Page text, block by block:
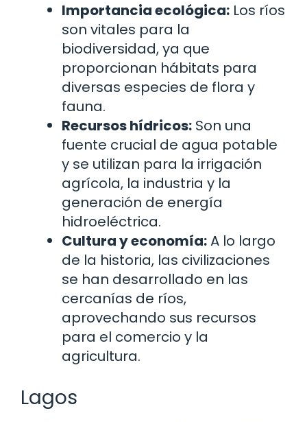
Importancia ecológica: Los ríos
son vitales para la
biodiversidad, ya que
proporcionan hábitats para
diversas especies de flora y
fauna.
Recursos hídricos: Son una
fuente crucial de agua potable
y se utilizan para la irrigación
agrícola, la industria y la
generación de energía
hidroeléctrica.
Cultura y economía:A lo largo
de la historia, las civilizaciones
se han desarrollado en las
cercanías de ríos,
aprovechando sus recursos
para el comercio y la
agricultura.
Lagos